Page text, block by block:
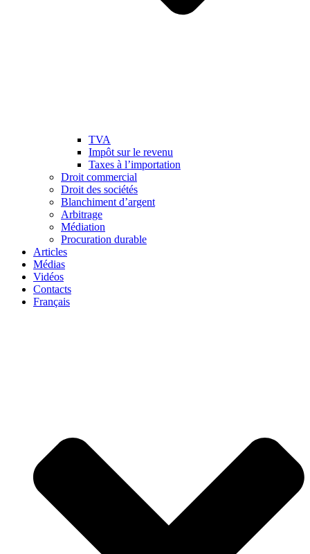
TVA
Impôt sur le revenu
Taxes à l’importation
Droit commercial
Droit des sociétés
Blanchiment d’argent
Arbitrage
Médiation
Procuration durable
Articles
Médias
Vidéos
Contacts
Français